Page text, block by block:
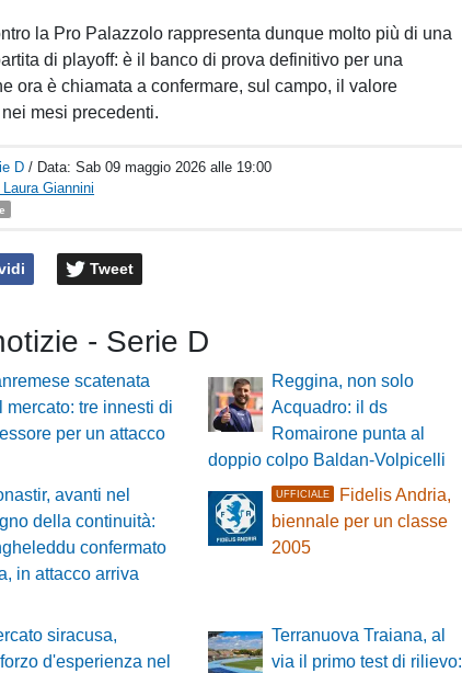
la Pro Palazzolo rappresenta dunque molto più di una
di playoff: è il banco di prova definitivo per una
ora è chiamata a confermare, sul campo, il valore
mesi precedenti.
D / Data:Sab 09 maggio 2026 alle 19:00
Giannini
Tweet
- Serie D
scatenata
mercato: tre innesti di
per un attacco
Reggina, non solo
Acquadro: il ds
Romairone punta al
doppio colpo Baldan-Volpicelli
avanti nel
della continuità:
confermato
in attacco arriva
UFFICIALE
Fidelis Andria,
biennale per un classe
2005
siracusa,
d'esperienza nel
Terranuova Traiana, al
via il primo test di rilievo: